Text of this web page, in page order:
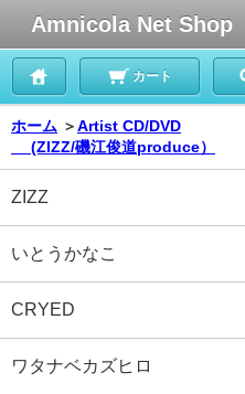
Amnicola Net Shop
カート
ホーム ＞Artist CD/DVD
(ZIZZ/磯江俊道produce）
ZIZZ
いとうかなこ
CRYED
ワタナベカズヒロ